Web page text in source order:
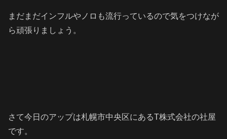
まだまだインフルやノロも流行っているので気をつけなが
ら頑張りましょう。
さて今日のアップは札幌市中央区にあるT株式会社の社屋
です。